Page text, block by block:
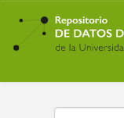
Ir
contenido
principal
Buscar